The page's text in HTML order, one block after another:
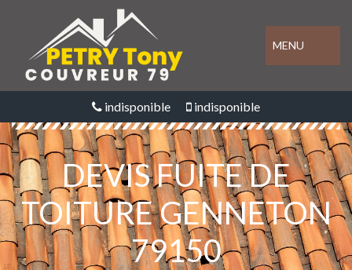
MENU
indisponible indisponible
DEVIS FUITE DE
TOITURE GENNETON
79150